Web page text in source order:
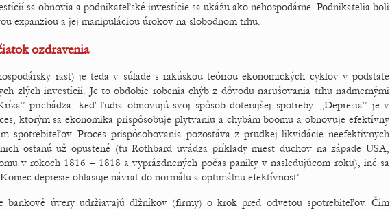
sa obnovia a podnikateľské investície sa ukážu ako nehospodárne. Podnikatelia boli
expanziou a jej manipuláciou úrokov na slobodnom trhu.
ozdravenia
rast) je teda v súlade s rakúskou teóriou ekonomických cyklov v podstate
zlých investícií. Je to obdobie robenia chýb z dôvodu narušovania trhu nadmernými
prichádza, keď ľudia obnovujú svoj spôsob doterajšej spotreby. „Depresia“ je v
ktorým sa ekonomika prispôsobuje plytvaniu a chybám boomu a obnovuje efektívny
spotrebiteľov. Proces prispôsobovania pozostáva z prudkej likvidácie neefektívnych
ostanú už opustené (tu Rothbard uvádza príklady miest duchov na západe USA,
v rokoch 1816 – 1818 a vyprázdnených počas paniky v nasledujúcom roku), iné sa
depresie ohlasuje návrat do normálu a optimálnu efektívnosť.
bankové úvery udržiavajú dlžníkov (firmy) o krok pred odvetou spotrebiteľov. Čím